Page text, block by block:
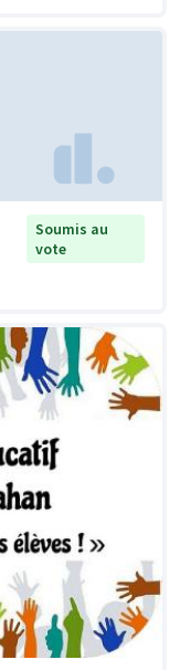
Soumis au
vote